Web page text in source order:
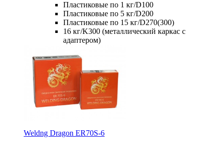
Пластиковые по 1 кг/D100
Пластиковые по 5 кг/D200
Пластиковые по 15 кг/D270(300)
16 кг/K300 (металлический каркас с
адаптером)
Weldng Dragon ER70S-6